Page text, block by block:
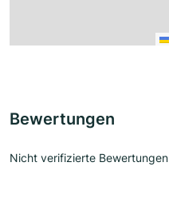
Bewertungen
Nicht verifizierte Bewertungen